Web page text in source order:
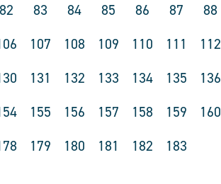
82 83 84 85 86 87 88
107 108 109 110 111 112
131 132 133 134 135 136
155 156 157 158 159 160
179 180 181 182 183